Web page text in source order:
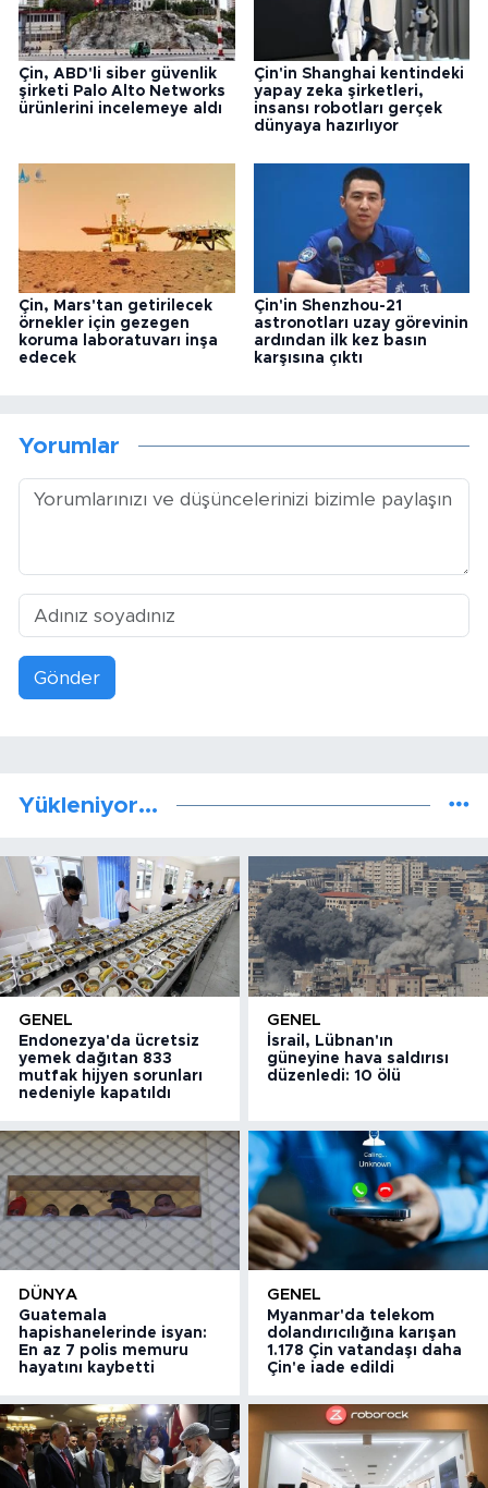
Çin, ABD'li siber güvenlik
şirketi Palo Alto Networks
ürünlerini incelemeye aldı
Çin'in Shanghai kentindeki
yapay zeka şirketleri,
insansı robotları gerçek
dünyaya hazırlıyor
Çin, Mars'tan getirilecek
örnekler için gezegen
koruma laboratuvarı inşa
edecek
Çin'in Shenzhou-21
astronotları uzay görevinin
ardından ilk kez basın
karşısına çıktı
Yorumlar
Gönder
Yükleniyor...
GENEL
Endonezya'da ücretsiz
yemek dağıtan 833
mutfak hijyen sorunları
nedeniyle kapatıldı
GENEL
İsrail, Lübnan'ın
güneyine hava saldırısı
düzenledi: 10 ölü
DÜNYA
Guatemala
hapishanelerinde isyan:
En az 7 polis memuru
hayatını kaybetti
GENEL
Myanmar'da telekom
dolandırıcılığına karışan
1.178 Çin vatandaşı daha
Çin'e iade edildi